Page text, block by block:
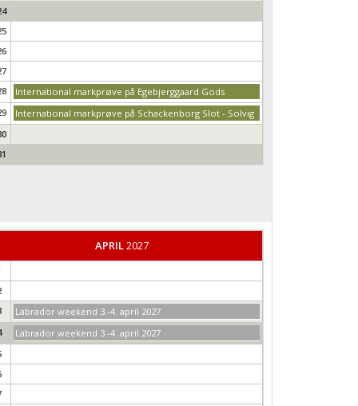
International markprøve på Egebjerggaard Gods
International markprøve på Schackenborg Slot - Solvig
APRIL2027
Labrador weekend 3.-4. april 2027
Labrador weekend 3.-4. april 2027